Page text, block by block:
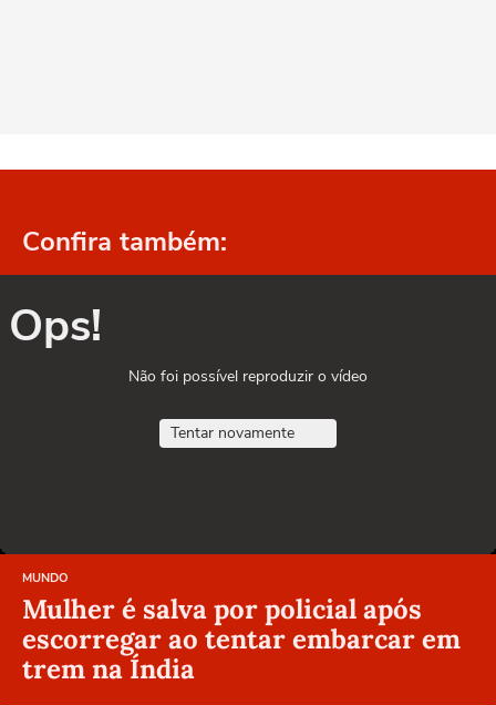
Confira também:
Ops!
Não foi possível reproduzir o vídeo
Tentar novamente
MUNDO
Mulher é salva por policial após
escorregar ao tentar embarcar em
trem na Índia